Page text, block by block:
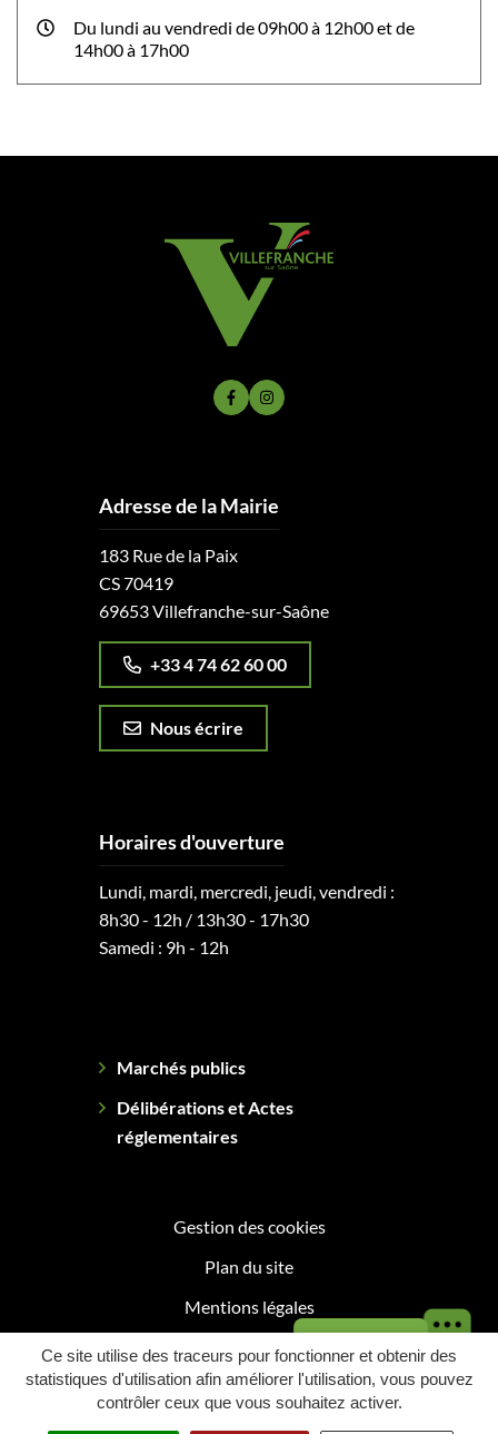
Ce site utilise des traceurs pour fonctionner et obtenir des
statistiques d'utilisation afin améliorer l'utilisation, vous pouvez
contrôler ceux que vous souhaitez activer.
Du lundi au vendredi de 09h00 à 12h00 et de
14h00 à 17h00
Lien vers le compte Facebook
Lien vers le compte Instagram
Adresse de la Mairie
183 Rue de la Paix
CS 70419
69653 Villefranche-sur-Saône
+33 4 74 62 60 00
Nous écrire
Horaires d'ouverture
Lundi, mardi, mercredi, jeudi, vendredi :
8h30 - 12h / 13h30 - 17h30
Samedi : 9h - 12h
Marchés publics
Délibérations et Actes
réglementaires
Gestion des cookies
Plan du site
Mentions légales
Politique de confidentialité
Accessibilité : Partiellement conforme
Besoin d'aide ?